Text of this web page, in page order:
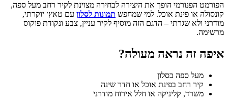
הפורמט הפנורמי הופך את היצירה לבחירה מצוינת לקיר רחב מעל ספה,
קונסולה או פינת אוכל. למי שמחפש תמונות לסלון עם טאץ׳ יוקרתי,
מודרני ולא שגרתי – הדגם הזה מוסיף לקיר עניין, צבע ונקודת פוקוס
מרשימה.
איפה זה נראה מעולה?
מעל ספה בסלון
קיר רחב בפינת אוכל או חדר שינה
משרד, קליניקה או חלל אירוח מודרני